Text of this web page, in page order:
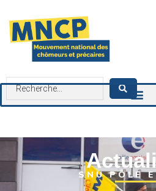
SNU PÔLE